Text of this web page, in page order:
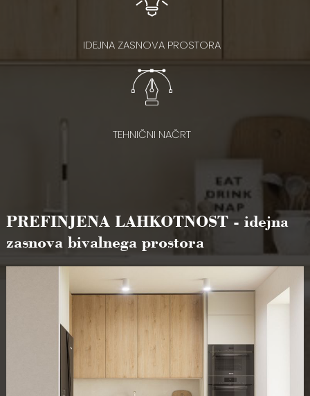
IDEJNA ZASNOVA PROSTORA
TEHNIČNI NAČRT
PREFINJENA LAHKOTNOST - idejna
zasnova bivalnega prostora